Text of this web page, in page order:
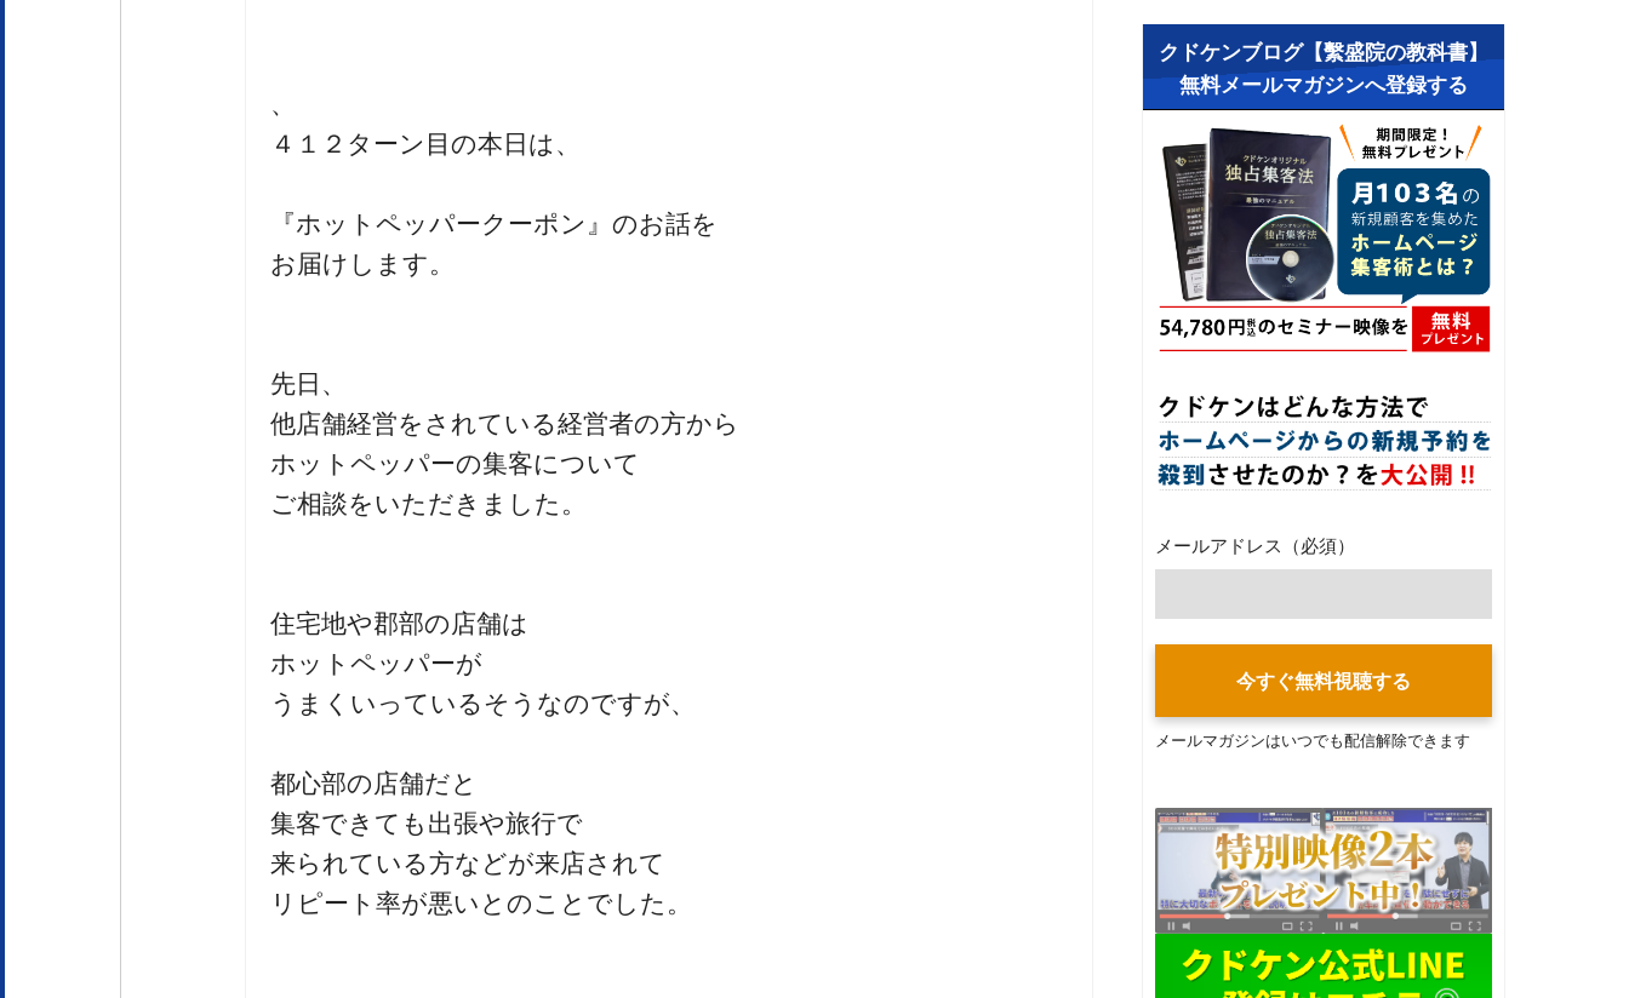
コミュニケーション
、
４１２ターン目の本日は、
『ホットペッパークーポン』のお話を
お届けします。
先日、
他店舗経営をされている経営者の方から
ホットペッパーの集客について
ご相談をいただきました。
住宅地や郡部の店舗は
ホットペッパーが
うまくいっているそうなのですが、
都心部の店舗だと
集客できても出張や旅行で
来られている方などが来店されて
リピート率が悪いとのことでした。
クドケンブログ【繫盛院の教科書】
無料メールマガジンへ登録する
メールアドレス （必須）
今すぐ無料視聴する
メールマガジンはいつでも配信解除できます